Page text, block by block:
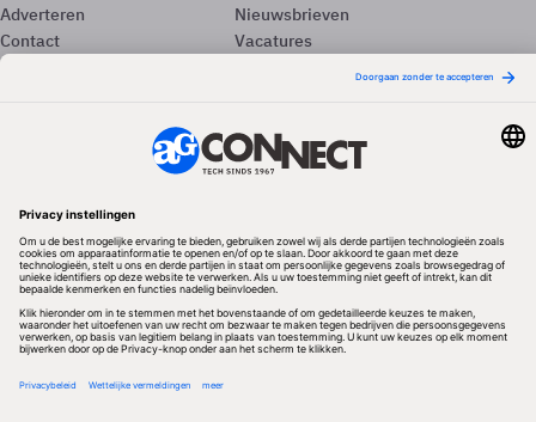
Adverteren
Contact
Colofon
Nieuwsbrieven
Vacatures
Redactionele partner
Algemene Voorwaarden & Copyrights